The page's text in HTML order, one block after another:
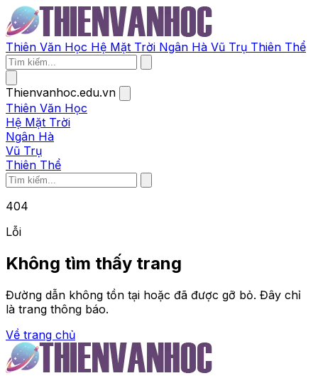
Thiên Văn Học Hệ Mặt Trời Ngân Hà Vũ Trụ Thiên Thể
Thienvanhoc.edu.vn
Thiên Văn Học
Hệ Mặt Trời
Ngân Hà
Vũ Trụ
Thiên Thể
404
Lỗi
Không tìm thấy trang
Đường dẫn không tồn tại hoặc đã được gỡ bỏ. Đây chỉ
là trang thông báo.
Về trang chủ
Trang chủ